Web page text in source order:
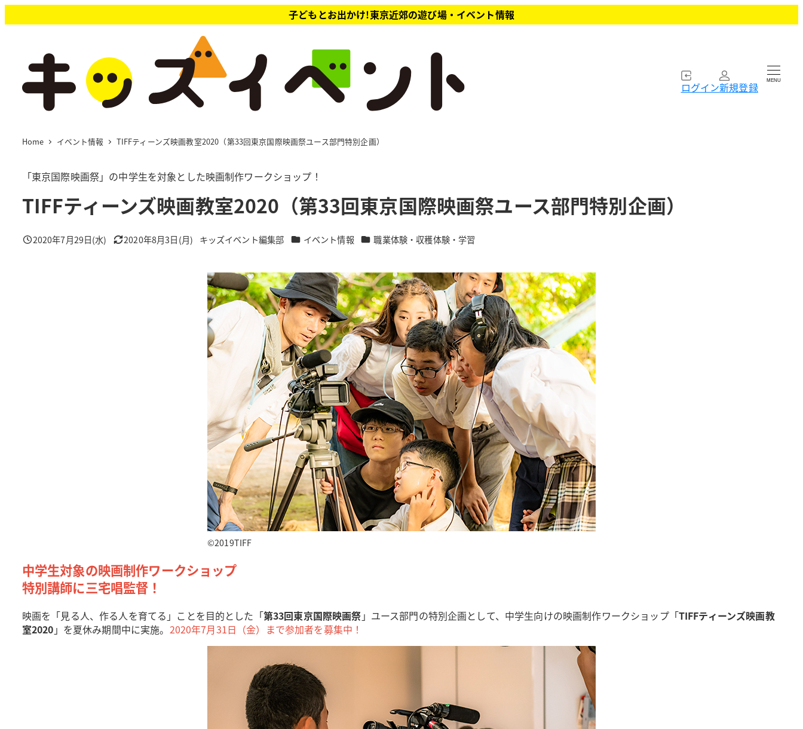
イ
子どもとお出かけ!東京近郊の遊び場・イベント情報
ログイン新規登録 MENU
Home イベント情報 TIFFティーンズ映画教室2020（第33回東京国際映画祭ユース部門特別企画）
「東京国際映画祭」の中学生を対象とした映画制作ワークショップ！
TIFFティーンズ映画教室2020（第33回東京国際映画祭ユース部門特別企画）
投稿日
2020年7月29日(水) 更新日
2020年8月3日(月)
著
キッズイベント編集部 カテゴリー
イベント情報 カテゴリー
職業体験・収穫体験・学習
©2019TIFF
中学生対象の映画制作ワークショップ
特別講師に三宅唱監督！
映画を「見る人、作る人を育てる」ことを目的とした「第33回東京国際映画祭 」ユース部門の特別企画として、中学生向けの映画制作ワークショップ「TIFFティーンズ映画教
室2020 」を夏休み期間中に実施。 2020年7月31日（金）まで参加者を募集中！